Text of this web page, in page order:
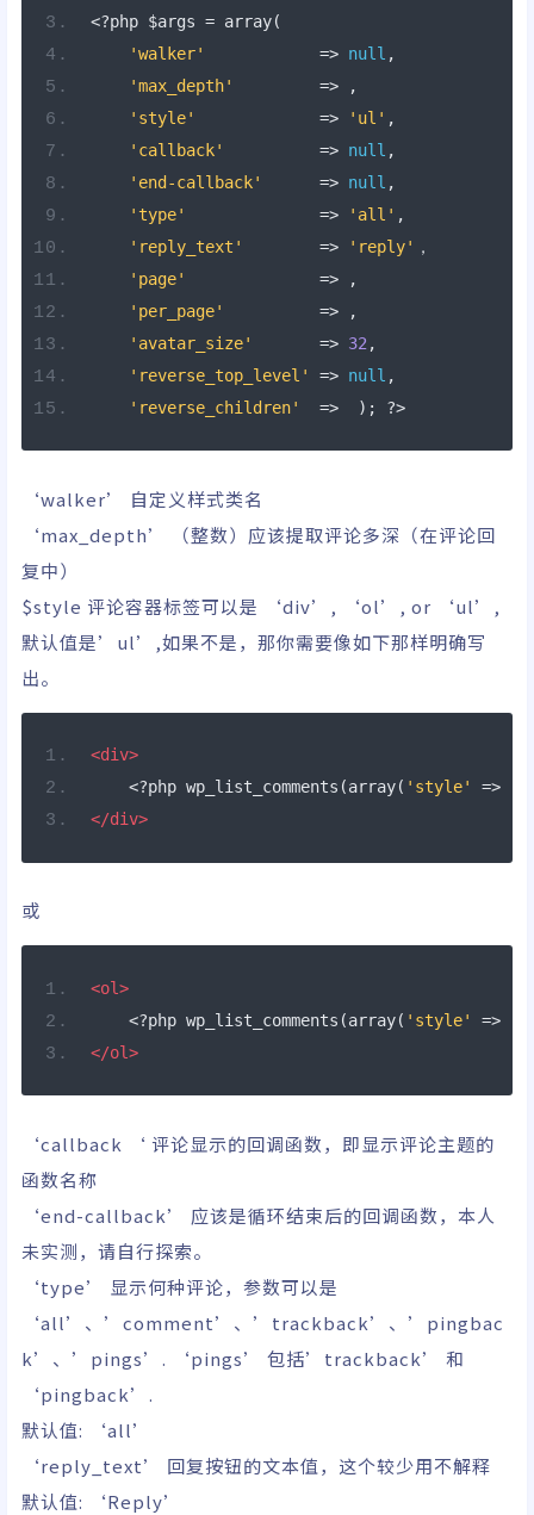
<?php $args = array(
'walker'
=> null ,
'max_depth'
=>
,
'style'
=> 'ul' ,
'callback'
=> null ,
'end-callback'
=> null ,
'type'
=> 'all' ,
'reply_text'
=> 'reply' ，
'page'
=>
,
'per_page'
=>
,
'avatar_size'
=> 32 ,
'reverse_top_level'
=> null ,
'reverse_children'
=> ); ?>
‘walker’ 自定义样式类名
‘max_depth’ （整数）应该提取评论多深（在评论回
复中）
$style 评论容器标签可以是 ‘div’, ‘ol’, or ‘ul’,
默认值是’ul’,如果不是，那你需要像如下那样明确写
出。
<div>
<?php wp_list_comments (array( 'style' =>
</div>
或
<ol>
<?php wp_list_comments (array( 'style' =>
</ol>
‘callback ‘ 评论显示的回调函数，即显示评论主题的
函数名称
‘end-callback’ 应该是循环结束后的回调函数，本人
未实测，请自行探索。
‘type’ 显示何种评论，参数可以是
‘all’、’comment’、’trackback’、’pingbac
k’、’pings’. ‘pings’ 包括’trackback’ 和
‘pingback’.
默认值: ‘all’
‘reply_text’ 回复按钮的文本值，这个较少用不解释
默认值: ‘Reply’